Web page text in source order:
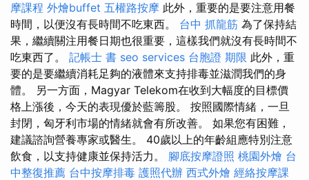
摩課程 外燴buffet 五權路按摩 此外，重要的是要注意用餐
時間，以便沒有長時間不吃東西。 台中 抓龍筋 為了保持結
果，繼續關注用餐日期也很重要，這樣我們就沒有長時間不
吃東西了。 記帳士 書 seo services 台胞證 期限 此外，重
要的是要繼續消耗足夠的液體來支持排毒並滋潤我們的身
體。 另一方面，Magyar Telekom在收到大幅度的目標價
格上漲後，今天的表現優於藍籌股。 按照國際情緒，一旦
封閉，匈牙利市場的情緒就會有所改善。 如果您有困難，
建議諮詢營養專家或醫生。 40歲以上的年齡組應特別注意
飲食，以支持健康並保持活力。 腳底按摩證照 桃園外燴 台
中整復推薦 台中按摩排毒 護照代辦 西式外燴 經絡按摩課